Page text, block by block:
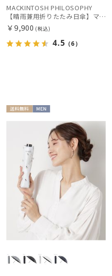
手袋・アームカバー(25)
その他 (12)
傘機能
カラー
価格・割引率
在庫表示
販売状況
MACKINTOSH PHILOSOPHY
【晴雨兼用折りたたみ日傘】マッキントッシュ フィロソフィー(MACKINTOSH PHILOSOPHY) バーブレラ サンプロテクトシリーズ（SUNPROTECT）無地 軽量 遮熱 遮光100 55
￥9,900 (税込)
4.5 （6）